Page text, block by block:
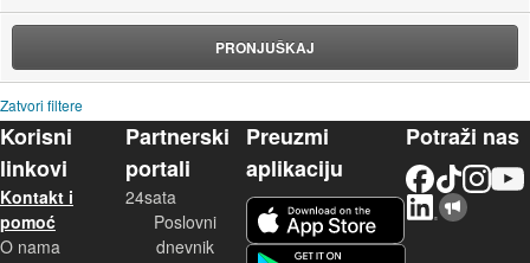
PRONJUŠKAJ
Zatvori filtere
Korisni
linkovi
Kontakt i
pomoć
O nama
Partnerski
portali
24sata
Poslovni
dnevnik
Preuzmi
aplikaciju
Potraži nas